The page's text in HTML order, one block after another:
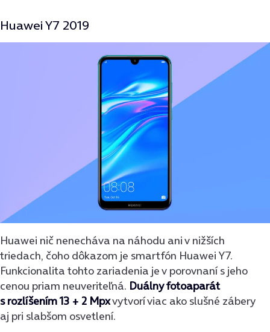
Huawei Y7 2019
Huawei nič nenecháva na náhodu ani v nižších
triedach, čoho dôkazom je smartfón Huawei Y7.
Funkcionalita tohto zariadenia je v porovnaní s jeho
cenou priam neuveriteľná. Duálny fotoaparát
s rozlíšením 13 + 2 Mpxvytvorí viac ako slušné zábery
aj pri slabšom osvetlení.